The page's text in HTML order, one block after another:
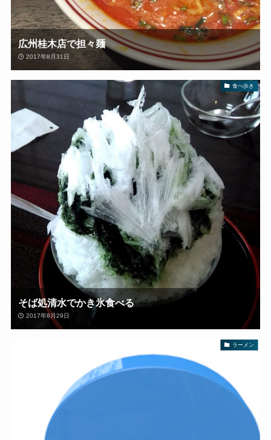
広州桂木店で担々麺
2017年8月31日
食べ歩き
そば処清水でかき氷食べる
2017年8月29日
ラーメン